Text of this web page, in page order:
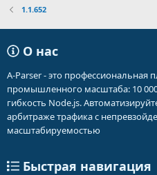
1.1.652
О нас
A-Parser - это профессиональная
промышленного масштаба: 10
гибкость Node.js.
арбитраже трафика с
масштабируемостью
Быстрая навигация